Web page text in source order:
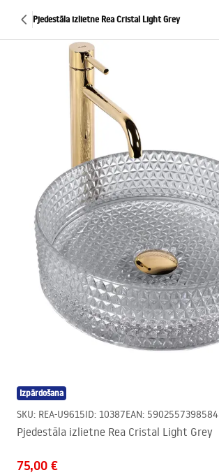
Pjedestāla izlietne Rea Cristal Light Grey
Izpārdošana
SKU: REA-U9615ID: 10387EAN: 5902557398584
Pjedestāla izlietne Rea Cristal Light Grey
75,00 €